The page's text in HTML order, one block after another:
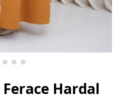
Hardal